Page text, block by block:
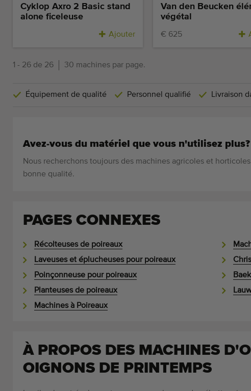
Cyklop Axro 2 Basic stand
alone ficeleuse
Ajouter
Van den Beucken
végétal
€ 625
1 - 26 de 26 30 machines par page.
Équipement de qualité Personnel qualifié Livraison
Avez-vous du matériel que vous n'utilisez plus?
Nous recherchons toujours des machines agricoles et
bonne qualité.
PAGES CONNEXES
Récolteuses de poireaux
Laveuses et éplucheuses pour poireaux
Poinçonneuse pour poireaux
Planteuses de poireaux
Machines à Poireaux
À PROPOS DES MACHINES
OIGNONS DE PRINTEMPS